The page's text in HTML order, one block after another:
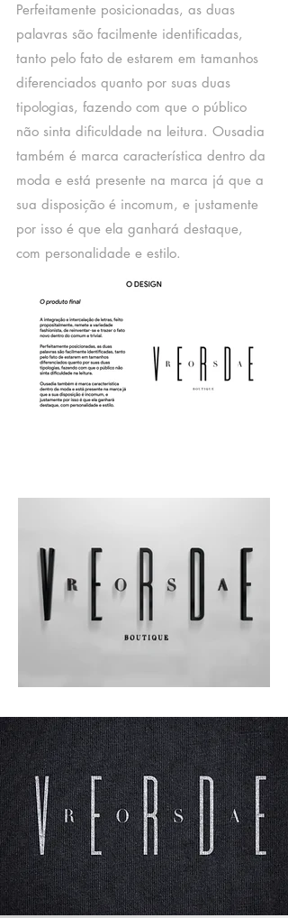
Perfeitamente posicionadas, as duas
palavras são facilmente identificadas,
tanto pelo fato de estarem em tamanhos
diferenciados quanto por suas duas
tipologias, fazendo com que o público
não sinta dificuldade na leitura. Ousadia
também é marca característica dentro da
moda e está presente na marca já que a
sua disposição é incomum, e justamente
por isso é que ela ganhará destaque,
com personalidade e estilo.